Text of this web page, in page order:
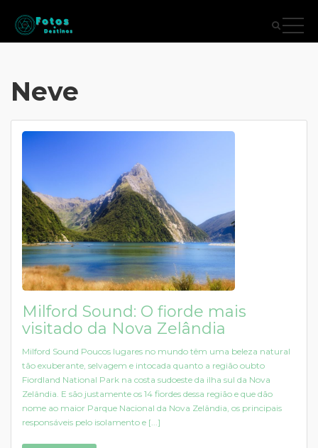
Neve
Milford Sound: O fiorde mais
visitado da Nova Zelândia
Milford Sound Poucos lugares no mundo têm uma beleza natural
tão exuberante, selvagem e intocada quanto a região oubto
Fiordland National Park na costa sudoeste da ilha sul da Nova
Zelândia. E são justamente os 14 fiordes dessa região e que dão
nome ao maior Parque Nacional da Nova Zelândia, os principais
responsáveis pelo isolamento e [...]